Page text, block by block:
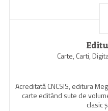
Carte, Carti,
Acreditată CNCSIS, editura
carte editând sute de
clasic